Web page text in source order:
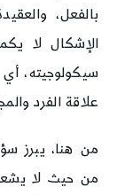
بالفعل،
الإشكال لا
سيكولوجيته، أي
علاقة الفرد
من هنا، يبرز
من حيث لا